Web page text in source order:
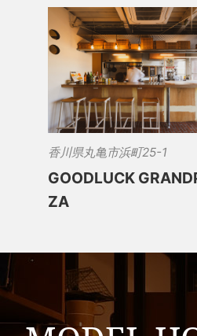
香川県丸亀市浜町25-1
GOODLUCK
ZA